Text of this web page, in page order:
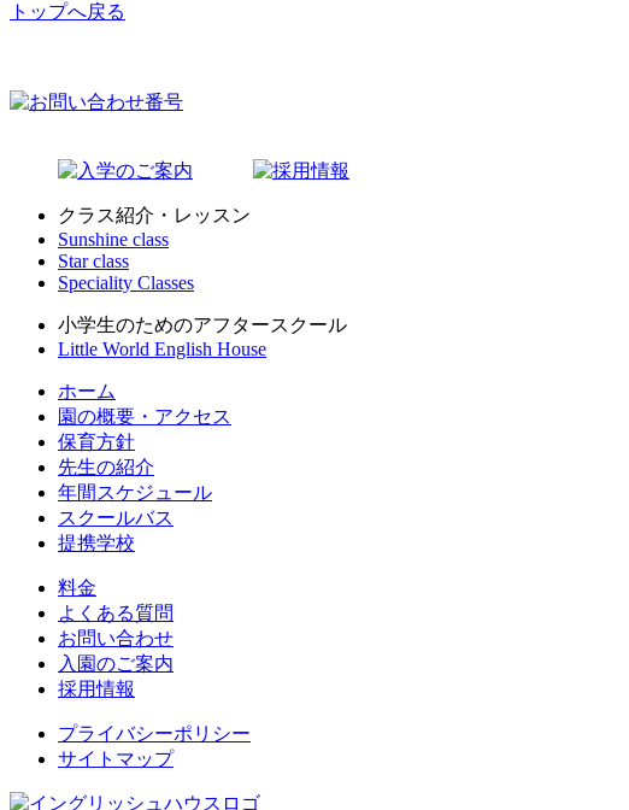
トップへ戻る
クラス紹介・レッスン
Sunshine class
Star class
Speciality Classes
小学生のためのアフタースクール
Little World English House
ホーム
園の概要・アクセス
保育方針
先生の紹介
年間スケジュール
スクールバス
提携学校
料金
よくある質問
お問い合わせ
入園のご案内
採用情報
プライバシーポリシー
サイトマップ